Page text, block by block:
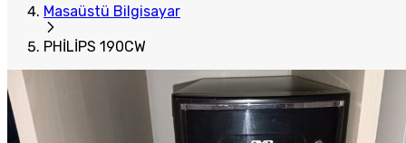
Masaüstü Bilgisayar
PHİLİPS 190CW